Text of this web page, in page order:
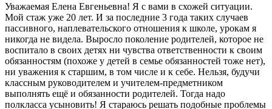
Уважаемая Елена Евгеньевна! Я с вами в схожей ситуации.
Мой стаж уже 20 лет. И за последние 3 года таких случаев
пассивного, наплевательского отношения к школе, урокам я
никогда не видела. Выросло поколение родителей, которое не
воспитало в своих детях ни чувства ответственности к своим
обязанностям (похоже у детей в семье обязанностей тоже нет),
ни уважения к старшим, в том числе и к себе. Нельзя, будучи
классным руководителем и учителем-предметником
выполнять ещё и обязанности родителей. Тогда надо
полкласса усыновить! Я стараюсь решать подобные проблемы